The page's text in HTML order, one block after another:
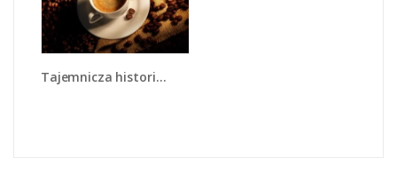
Tajemnicza historia z odrobiną kawy - JN475